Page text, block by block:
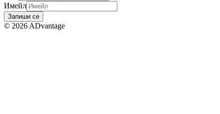
Имейл
Запиши се
© 2026 ADvantage